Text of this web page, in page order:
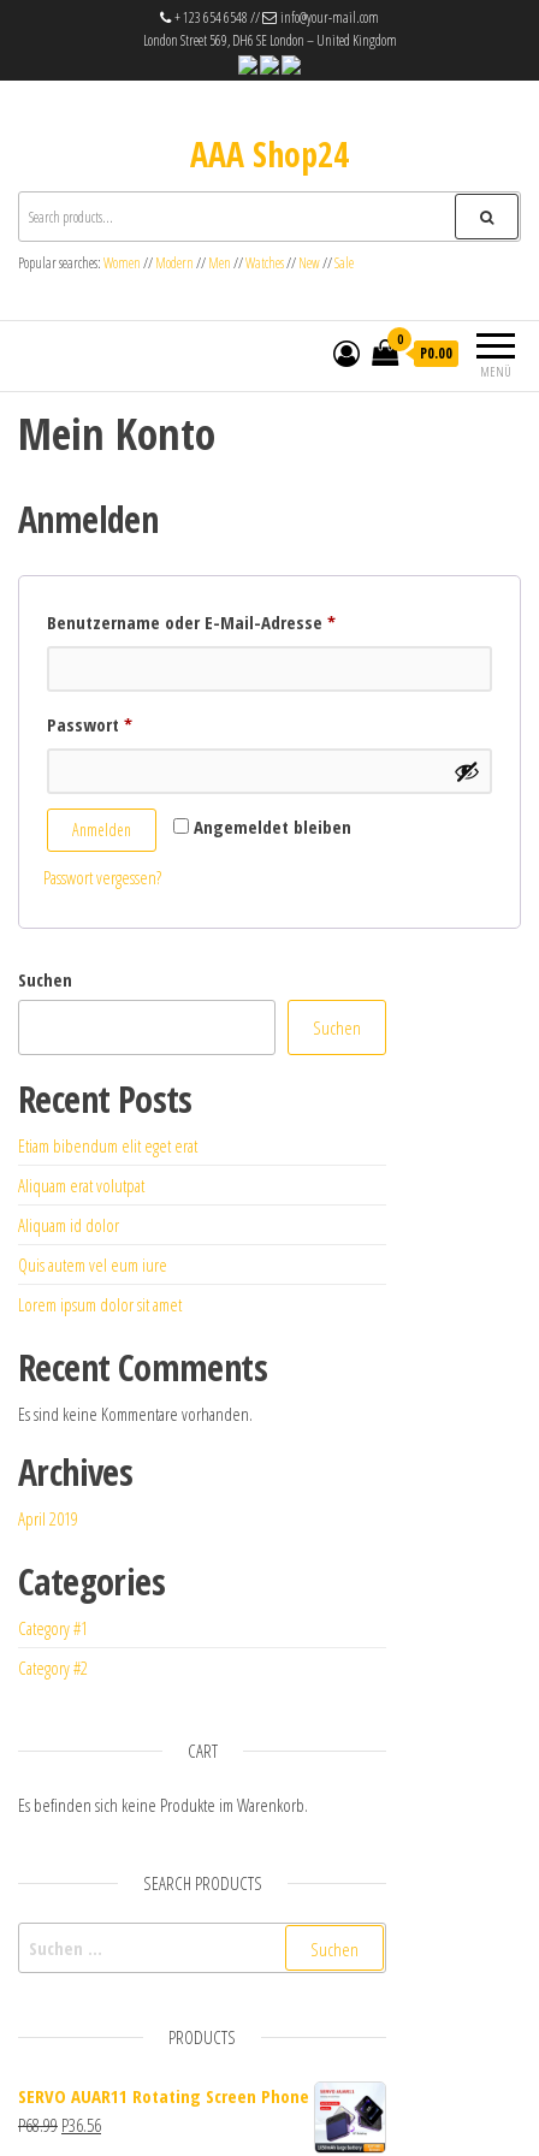
+ 123 654 6548 //
info@your-mail.com
London Street 569, DH6 SE London – United Kingdom
AAA Shop24
Popular searches:Women//Modern//Men//Watches//New//Sale
MENÜ
0
P0.00
Mein Konto
Anmelden
Benutzername oder E-Mail-Adresse *Erforderlich
Passwort *Erforderlich
Angemeldet bleiben
Anmelden
Passwort vergessen?
Suchen
Suchen
Recent Posts
Etiam bibendum elit eget erat
Aliquam erat volutpat
Aliquam id dolor
Quis autem vel eum iure
Lorem ipsum dolor sit amet
Recent Comments
Es sind keine Kommentare vorhanden.
Archives
April 2019
Categories
Category #1
Category #2
CART
Es befinden sich keine Produkte im Warenkorb.
SEARCH PRODUCTS
Suchen nach:
PRODUCTS
SERVO AUAR11 Rotating Screen Phone
P68.99 Ursprünglicher Preis war: P68.99
P36.56Aktueller Preis ist: P36.56.